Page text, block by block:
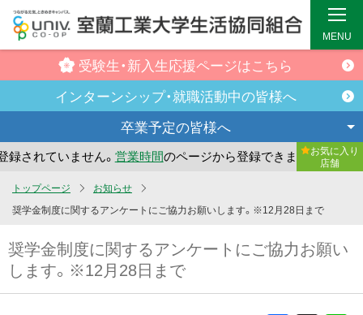
コ
テ
受験生・新入生応援ページはこちら
インターンシップ・就職活動中の皆様へ
卒業予定の皆様へ
れていません。営業時間のページから登録できます。 ま
お気に入り
店舗
MENU
トップページ
お知らせ
奨学金制度に関するアンケートにご協力お願いします。※12月28日まで
奨学金制度に関するアンケートにご協力お願い
します。※12月28日まで